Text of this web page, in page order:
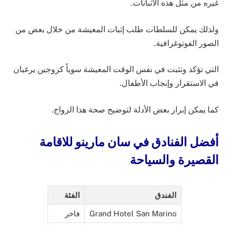
غيره من مثل هذه الاثباتات.
ولذلك يمكن للسلطات طلب إثبات المعيشة من خلال بعض من
الصور الفوتوغرافية.
التي تؤكد وتثبت في نفس الوقت المعيشة سوياً كزوجين يرغبان
في الاستقرار وإنجاب الأطفال.
كما يمكن إبراز بعض الأدلة لتوضيح صحة هذا الزواج.
أفضل الفنادق في سان مارينو للاقامة
القصيرة والسياحة
الفندق الفئة
Grand Hotel San Marino فاخر